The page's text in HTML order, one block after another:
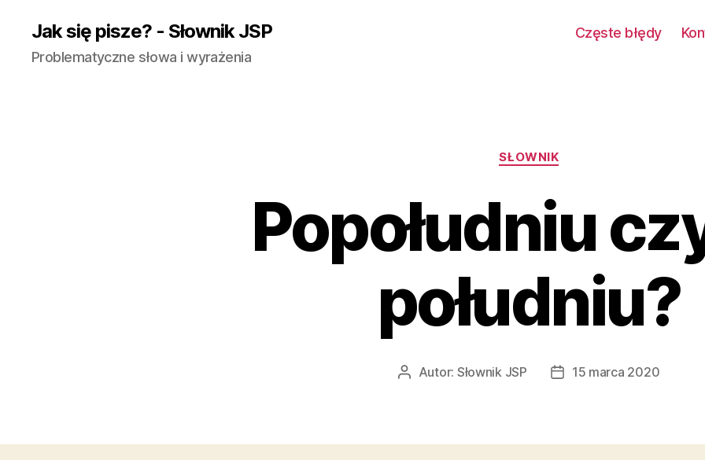
Jak się pisze? - Słownik JSP
Problematyczne słowa i wyrażenia
Częste błędy
Kategorie
SŁOWNIK
Popołudniu
południu?
AutorAutor: Słownik JSP
Data15 marca 2020